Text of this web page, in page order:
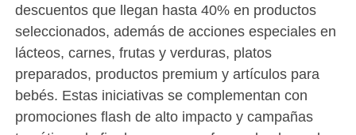
descuentos que llegan hasta 40% en productos
seleccionados, además de acciones especiales en
lácteos, carnes, frutas y verduras, platos
preparados, productos premium y artículos para
bebés. Estas iniciativas se complementan con
promociones flash de alto impacto y campañas